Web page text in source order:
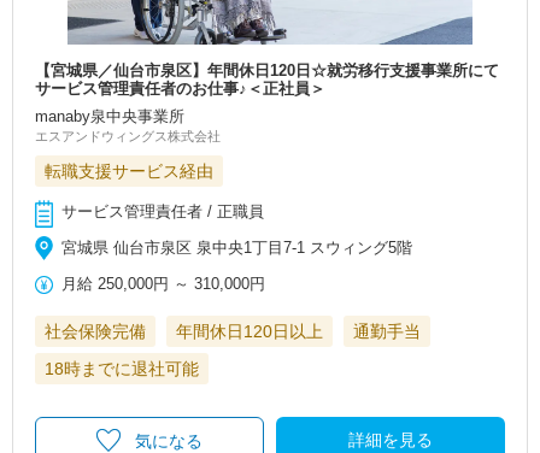
【宮城県／仙台市泉区】年間休日120日☆就労移行支援事業所にて
サービス管理責任者のお仕事♪＜正社員＞
manaby泉中央事業所
エスアンドウィングス株式会社
転職支援サービス経由
サービス管理責任者 / 正職員
宮城県 仙台市泉区 泉中央1丁目7-1 スウィング5階
月給 250,000円 ～310,000円
社会保険完備 年間休日120日以上
通勤手当
18時までに退社可能
詳細を見る
気になる